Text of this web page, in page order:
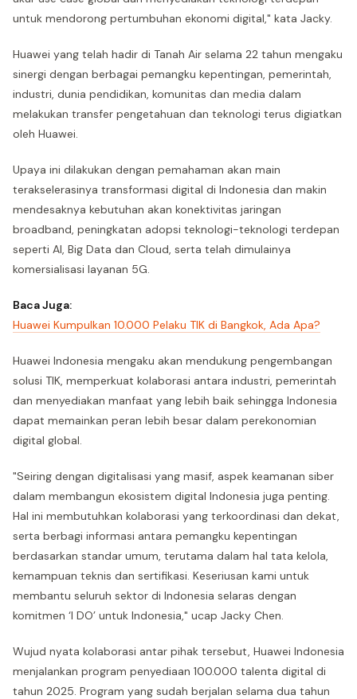
untuk mendorong pertumbuhan ekonomi digital," kata Jacky.
Huawei yang telah hadir di Tanah Air selama 22 tahun mengaku
sinergi dengan berbagai pemangku kepentingan, pemerintah,
industri, dunia pendidikan, komunitas dan media dalam
melakukan transfer pengetahuan dan teknologi terus digiatkan
oleh Huawei.
Upaya ini dilakukan dengan pemahaman akan main
terakselerasinya transformasi digital di Indonesia dan makin
mendesaknya kebutuhan akan konektivitas jaringan
broadband, peningkatan adopsi teknologi-teknologi terdepan
seperti AI, Big Data dan Cloud, serta telah dimulainya
komersialisasi layanan 5G.
Baca Juga:
Huawei Kumpulkan 10.000 Pelaku TIK di Bangkok, Ada Apa?
Huawei Indonesia mengaku akan mendukung pengembangan
solusi TIK, memperkuat kolaborasi antara industri, pemerintah
dan menyediakan manfaat yang lebih baik sehingga Indonesia
dapat memainkan peran lebih besar dalam perekonomian
digital global.
"Seiring dengan digitalisasi yang masif, aspek keamanan siber
dalam membangun ekosistem digital Indonesia juga penting.
Hal ini membutuhkan kolaborasi yang terkoordinasi dan dekat,
serta berbagi informasi antara pemangku kepentingan
berdasarkan standar umum, terutama dalam hal tata kelola,
kemampuan teknis dan sertifikasi. Keseriusan kami untuk
membantu seluruh sektor di Indonesia selaras dengan
komitmen ‘I DO’ untuk Indonesia," ucap Jacky Chen.
Wujud nyata kolaborasi antar pihak tersebut, Huawei Indonesia
menjalankan program penyediaan 100.000 talenta digital di
tahun 2025. Program yang sudah berjalan selama dua tahun